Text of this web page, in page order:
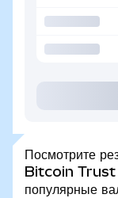
Посмотрите
Bitcoin Trust
популярные